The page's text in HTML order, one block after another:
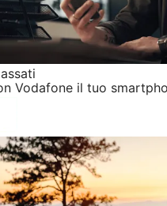
Vodafone il tuo